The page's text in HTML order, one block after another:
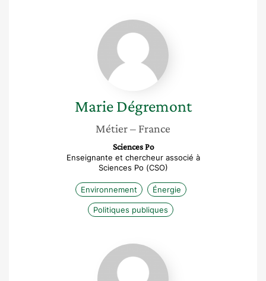
Marie
Dégremont
Marie Dégremont
Métier– France
Sciences Po
Enseignante et chercheur associé à
Sciences Po (CSO)
Environnement Énergie
Politiques publiques
Fanny
Lopez